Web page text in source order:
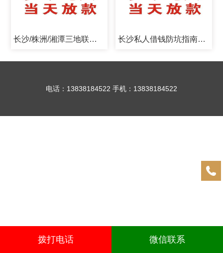
长沙/株洲/湘潭三地联动放款！24小时私人借钱，不看征信，安全可靠​ 长沙私人借钱防坑指南！24小时正规放款渠道，株洲空放、湘潭均可办
电话：13838184522 手机：13838184522
拨打电话 微信联系